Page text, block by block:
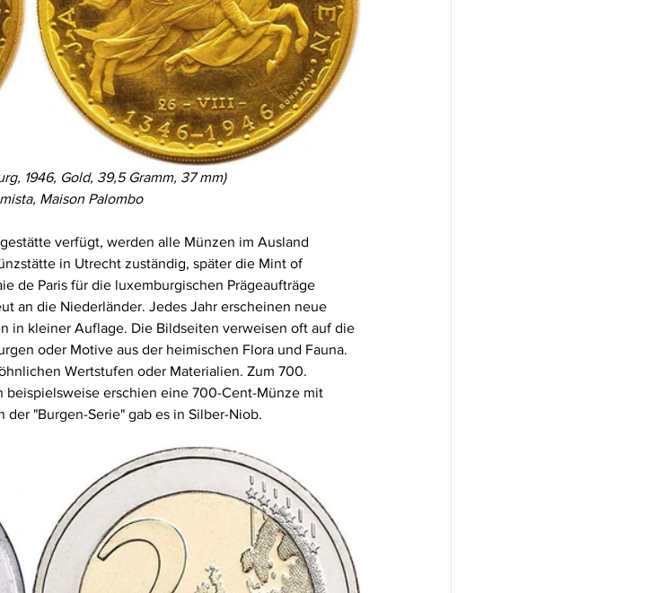
1946, Gold, 39,5 Gramm, 37 mm)
Maison Palombo
verfügt, werden alle Münzen im Ausland
in Utrecht zuständig, später die Mint of
de Paris für die luxemburgischen Prägeaufträge
an die Niederländer. Jedes Jahr erscheinen neue
in kleiner Auflage. Die Bildseiten verweisen oft auf die
oder Motive aus der heimischen Flora und Fauna.
Wertstufen oder Materialien. Zum 700.
erschien eine 700-Cent-Münze mit
"Burgen-Serie" gab es in Silber-Niob.